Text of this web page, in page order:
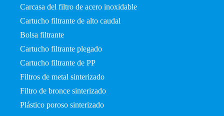
Carcasa del filtro de acero inoxidable
Cartucho filtrante de alto caudal
Bolsa filtrante
Cartucho filtrante plegado
Cartucho filtrante de PP
Filtros de metal sinterizado
Filtro de bronce sinterizado
Plástico poroso sinterizado